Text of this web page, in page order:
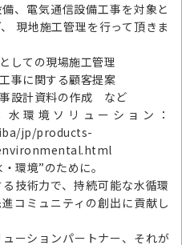
、電気通信設備工事を対象と
現地施工管理を行って頂きま
しての現場施工管理
事に関する顧客提案
設計資料の作成 など
環境ソリューション：
jp/products-
環境”のために。
技術力で、持続可能な水循環
コミュニティの創出に貢献し
ーションパートナー、それが